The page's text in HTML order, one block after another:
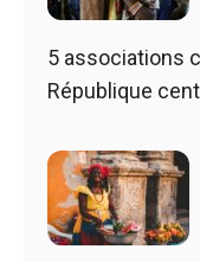
5 associations
République